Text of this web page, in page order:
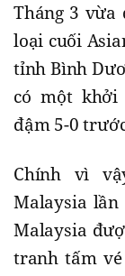
Tháng 3 vừa
loại cuối
tỉnh Bình
có một khởi
đậm 5-0
Chính vì
Malaysia
Malaysia
tranh tấm